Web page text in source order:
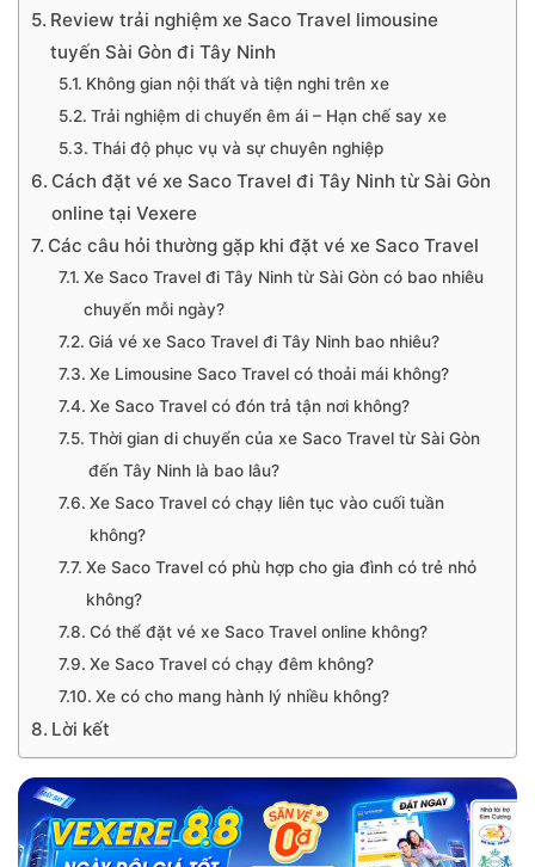
Review trải nghiệm xe Saco Travel limousine
tuyến Sài Gòn đi Tây Ninh
Không gian nội thất và tiện nghi trên xe
Trải nghiệm di chuyển êm ái – Hạn chế say xe
Thái độ phục vụ và sự chuyên nghiệp
Cách đặt vé xe Saco Travel đi Tây Ninh từ Sài Gòn
online tại Vexere
Các câu hỏi thường gặp khi đặt vé xe Saco Travel
Xe Saco Travel đi Tây Ninh từ Sài Gòn có bao nhiêu
chuyến mỗi ngày?
Giá vé xe Saco Travel đi Tây Ninh bao nhiêu?
Xe Limousine Saco Travel có thoải mái không?
Xe Saco Travel có đón trả tận nơi không?
Thời gian di chuyển của xe Saco Travel từ Sài Gòn
đến Tây Ninh là bao lâu?
Xe Saco Travel có chạy liên tục vào cuối tuần
không?
Xe Saco Travel có phù hợp cho gia đình có trẻ nhỏ
không?
Có thể đặt vé xe Saco Travel online không?
Xe Saco Travel có chạy đêm không?
Xe có cho mang hành lý nhiều không?
Lời kết